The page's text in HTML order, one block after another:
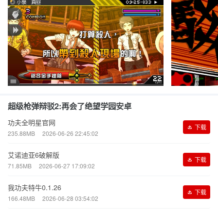
超级枪弹辩驳2:再会了绝望学园安卓
功夫全明星官网
235.88MB 2026-06-26 22:45:02
下载
艾诺迪亚6破解版
71.85MB 2026-06-27 17:09:02
下载
我功夫特牛0.1.26
166.48MB 2026-06-28 03:54:02
下载